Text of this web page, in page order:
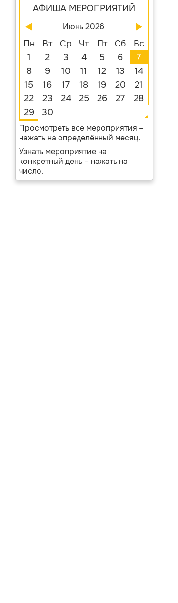
АФИША МЕРОПРИЯТИЙ
Июнь 2026
Пн Вт Ср Чт Пт Сб
Вс
1
2 3 4 5 6
7
8
9 10 11 12 13
14
15
16 17 18 19 20
21
22
23 24 25 26 27
28
29
30
Просмотреть все мероприятия –
нажать на определённый месяц.
Узнать мероприятие на
конкретный день – нажать на
число.